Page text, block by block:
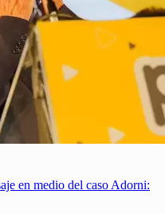
en medio del caso Adorni: